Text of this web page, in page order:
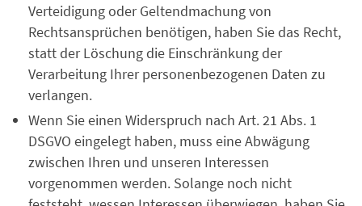
Verteidigung oder Geltendmachung von
Rechtsansprüchen benötigen, haben Sie das Recht,
statt der Löschung die Einschränkung der
Verarbeitung Ihrer personenbezogenen Daten zu
verlangen.
Wenn Sie einen Widerspruch nach Art. 21 Abs. 1
DSGVO eingelegt haben, muss eine Abwägung
zwischen Ihren und unseren Interessen
vorgenommen werden. Solange noch nicht